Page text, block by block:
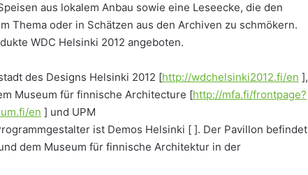
aus lokalem Anbau sowie eine Leseecke, die den
Thema oder in Schätzen aus den Archiven zu schmökern.
WDC Helsinki 2012 angeboten.
des Designs Helsinki 2012 [http://wdchelsinki2012.fi/en ],
Museum für finnische Architecture [http://mfa.fi/frontpage?
en ] und UPM
ist Demos Helsinki [ ]. Der Pavillon befindet
dem Museum für finnische Architektur in der